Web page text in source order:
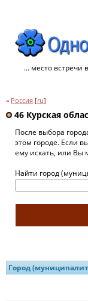
... место встречи
» Россия [ru]
46 Курская
После выбора
этом городе. Если
ему искать, или Вы
Найти город
Город